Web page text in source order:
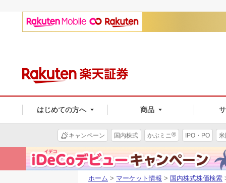
はじめての方へ 商品
キャンペーン 国内株式 かぶミニ® IPO・PO
ホーム > マーケット情報 > 国内株式株価検索